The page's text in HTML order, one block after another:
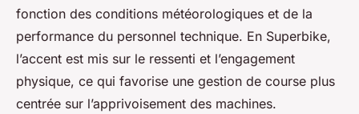
fonction des conditions météorologiques et de la
performance du personnel technique. En Superbike,
l’accent est mis sur le ressenti et l’engagement
physique, ce qui favorise une gestion de course plus
centrée sur l’apprivoisement des machines.